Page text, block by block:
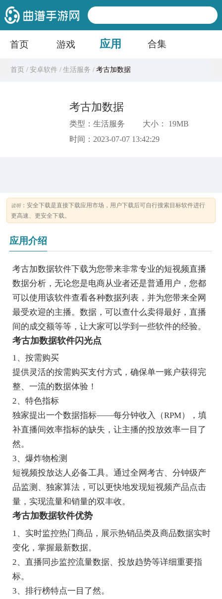
首页 游戏 应用 合集
首页 /安卓软件 /生活服务 /考古加数据
考古加数据
类型：生活服务
大小： 19MB
时间：2023-07-07 13:42:29
说明：安全下载是直接下载应用市场，用户下载后可自行搜索目标软件进行
更高速、更安全下载。
应用介绍
考古加数据软件下载为您带来非常专业的短视频直播
数据分析，无论您是电商从业者还是普通用户，您都
可以使用该软件查看各种数据列表，并为您带来全网
最受欢迎的主播。数据，可以查什么卖得最好，直播
间的成交额等等，让大家可以学到一些软件的经验。
考古加数据软件闪光点
1、按需购买
提供灵活的按需购买支付方式，确保单一账户获得完
整、一流的数据体验！
2、特色指标
独家提出一个数据指标——每分钟收入（RPM），填
补直播间效率指标的缺失，让主播的投放效率一目了
然。
3、爆炸物检测
短视频投放达人必备工具。通过全网考古、分钟级产
品监测、独家算法，可以更快地发现短视频产品点击
量，实现流量和销量的双丰收。
考古加数据软件优势
1、实时监控热门商品，展示热销品类及商品数据实时
变化，掌握最新数据。
2、直播同步监控流量数据、投放趋势等详细重要指
标。
3、排行榜特点一目了然。